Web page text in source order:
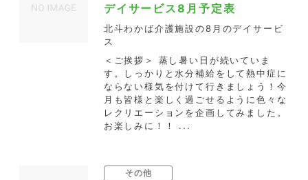
デイサービス8月予定表
北斗わかば介護施設の8月のデイサービ
ス
＜ご挨拶＞ 蒸し暑い日が続いていま
す。しっかりと水分補給をして熱中症に
ならない様気を付けて行きましょう！今
月も皆様と楽しく過ごせるように色々な
レクリエーションを企画してみました。
お楽しみに！！ ...
その他